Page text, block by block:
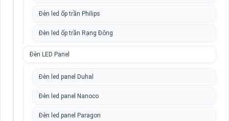
Đèn led ốp trần Philips
Đèn led ốp trần Rạng Đông
Đèn LED Panel
Đèn led panel Duhal
Đèn led panel Nanoco
Đèn led panel Paragon